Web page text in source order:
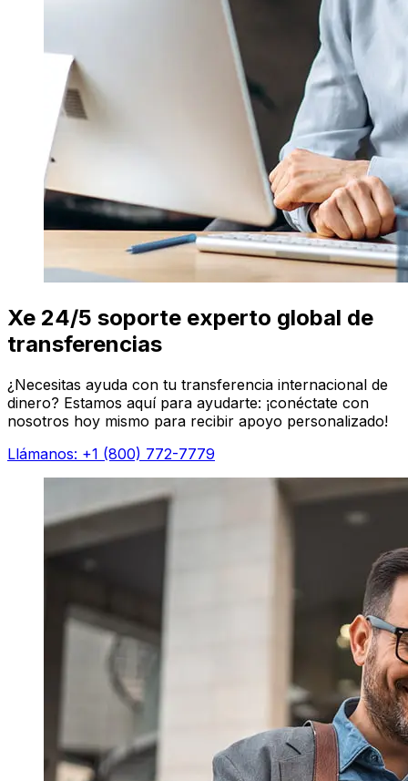
Xe 24/5 soporte experto global de
transferencias
¿Necesitas ayuda con tu transferencia internacional de
dinero? Estamos aquí para ayudarte: ¡conéctate con
nosotros hoy mismo para recibir apoyo personalizado!
Llámanos: +1 (800) 772-7779